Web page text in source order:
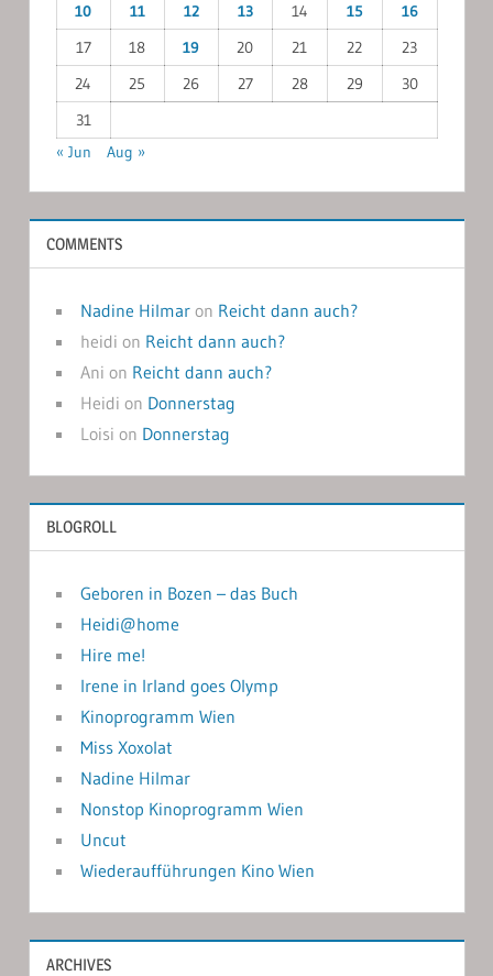
10
11 12 13 14 15
16
17
18 19 20 21 22
23
24
25 26 27 28 29
30
31
« Jun
Aug »
COMMENTS
Nadine Hilmaron Reicht dann auch?
heidi on Reicht dann auch?
Ani on Reicht dann auch?
Heidi on Donnerstag
Loisi on Donnerstag
BLOGROLL
Geboren in Bozen – das Buch
Heidi@home
Hire me!
Irene in Irland goes Olymp
Kinoprogramm Wien
Miss Xoxolat
Nadine Hilmar
Nonstop Kinoprogramm Wien
Uncut
Wiederaufführungen Kino Wien
ARCHIVES